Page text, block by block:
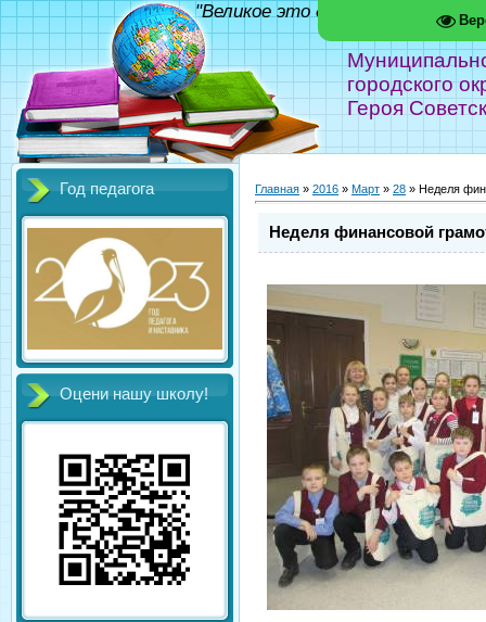
городского
Героя
"Великое это дело - школа!"
Год педагога
Оцени нашу школу!
Главная » 2016 » Март » 28 » Неделя
Неделя финансовой